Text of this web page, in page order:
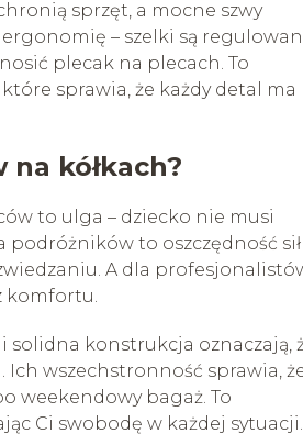
sprzęt, a mocne szwy
– szelki są
plecak na plecach. To
sprawia, że każdy detal ma
kółkach?
to ulga – dziecko nie musi
to oszczędność sił
A dla
komfortu.
solidna konstrukcja oznaczają,
Ich wszechstronność sprawia,
weekendowy bagaż. To
Ci swobodę w każdej sytuacji.